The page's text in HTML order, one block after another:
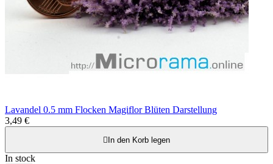
Lavandel 0.5 mm Flocken Magiflor Blüten Darstellung
3,49 €
 In den Korb legen
In stock